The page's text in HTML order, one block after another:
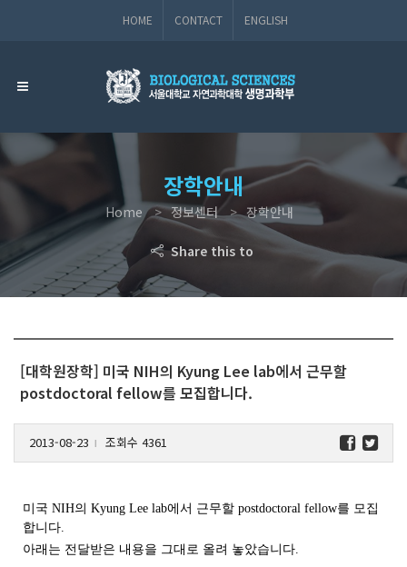
HOME CONTACT ENGLISH
장학안내
Home 정보센터 장학안내
Share this to
[대학원장학] 미국 NIH의 Kyung Lee lab에서 근무할
postdoctoral fellow를 모집합니다.
2013-08-23 l 조회수 4361
미국 NIH의 Kyung Lee lab에서 근무할 postdoctoral fellow를 모집
합니다.
아래는 전달받은 내용을 그대로 올려 놓았습니다.